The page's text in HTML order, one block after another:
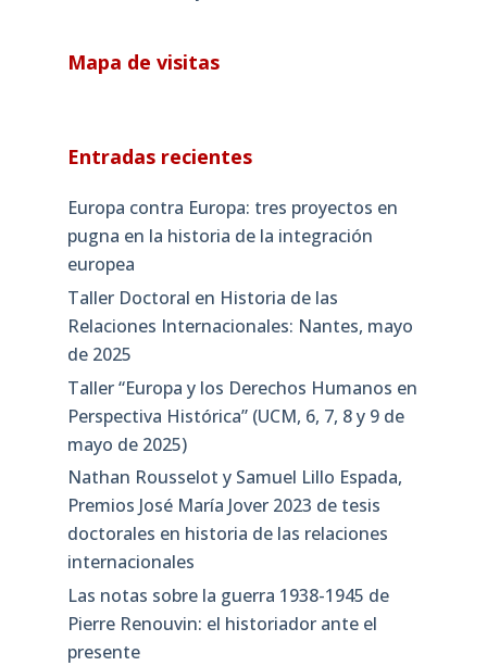
Mapa de visitas
Entradas recientes
Europa contra Europa: tres proyectos en
pugna en la historia de la integración
europea
Taller Doctoral en Historia de las
Relaciones Internacionales: Nantes, mayo
de 2025
Taller “Europa y los Derechos Humanos en
Perspectiva Histórica” (UCM, 6, 7, 8 y 9 de
mayo de 2025)
Nathan Rousselot y Samuel Lillo Espada,
Premios José María Jover 2023 de tesis
doctorales en historia de las relaciones
internacionales
Las notas sobre la guerra 1938-1945 de
Pierre Renouvin: el historiador ante el
presente